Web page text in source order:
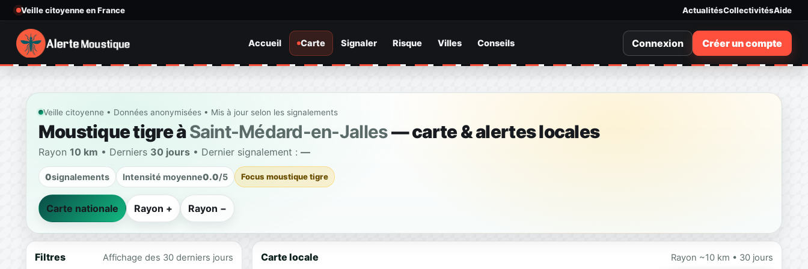
Veille citoyenne en France ActualitésCollectivitésAide
Accueil Carte Signaler Risque Villes Conseils Connexion Créer un compte
Veille citoyenne • Données anonymisées • Mis à jour selon les signalements
Moustique tigre àSaint-Médard-en-Jalles— carte & alertes locales
Rayon 10 km • Derniers 30 jours• Dernier signalement : —
0signalements Intensité moyenne0.0/5 Focus moustique tigre
Carte nationale Rayon + Rayon −
Filtres Affichage des 30 derniers jours Carte locale Rayon ~10 km • 30 jours